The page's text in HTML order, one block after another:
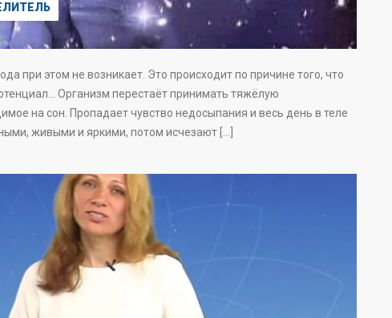
при этом не возникает. Это происходит по причине того, что
Организм перестаёт принимать тяжёлую
на сон. Пропадает чувство недосыпания и весь день в теле
живыми и яркими, потом исчезают […]